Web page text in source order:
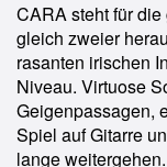
CARA steht für
gleich zweier
rasanten irischen
Niveau. Virtuose
Geigenpassagen,
Spiel auf Gitarre
lange